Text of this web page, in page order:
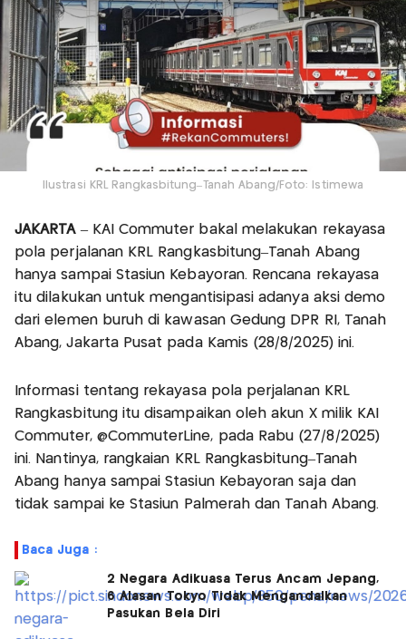
Ilustrasi KRL Rangkasbitung–Tanah Abang/Foto: Istimewa
JAKARTA– KAI Commuter bakal melakukan rekayasa
pola perjalanan KRL Rangkasbitung–Tanah Abang
hanya sampai Stasiun Kebayoran. Rencana rekayasa
itu dilakukan untuk mengantisipasi adanya aksi demo
dari elemen buruh di kawasan Gedung DPR RI, Tanah
Abang, Jakarta Pusat pada Kamis (28/8/2025) ini.
Informasi tentang rekayasa pola perjalanan KRL
Rangkasbitung itu disampaikan oleh akun X milik KAI
Commuter, @CommuterLine, pada Rabu (27/8/2025)
ini. Nantinya, rangkaian KRL Rangkasbitung–Tanah
Abang hanya sampai Stasiun Kebayoran saja dan
tidak sampai ke Stasiun Palmerah dan Tanah Abang.
Baca Juga :
2 Negara Adikuasa Terus Ancam Jepang,
6 Alasan Tokyo Tidak Mengandalkan
Pasukan Bela Diri